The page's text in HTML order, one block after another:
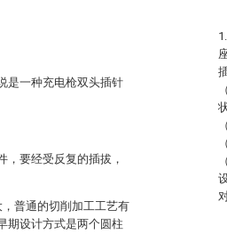
是一种充电枪双头插针
，要经受反复的插拔，
普通的切削加工工艺有
期设计方式是两个圆柱